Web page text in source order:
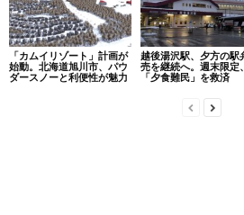
「カムイリゾート」計画が
始動。北海道旭川市、パウ
ダースノーと利便性が魅力
越後湯沢駅、夕方の駅
売を継続へ。週末限定
「夕食難民」を救済